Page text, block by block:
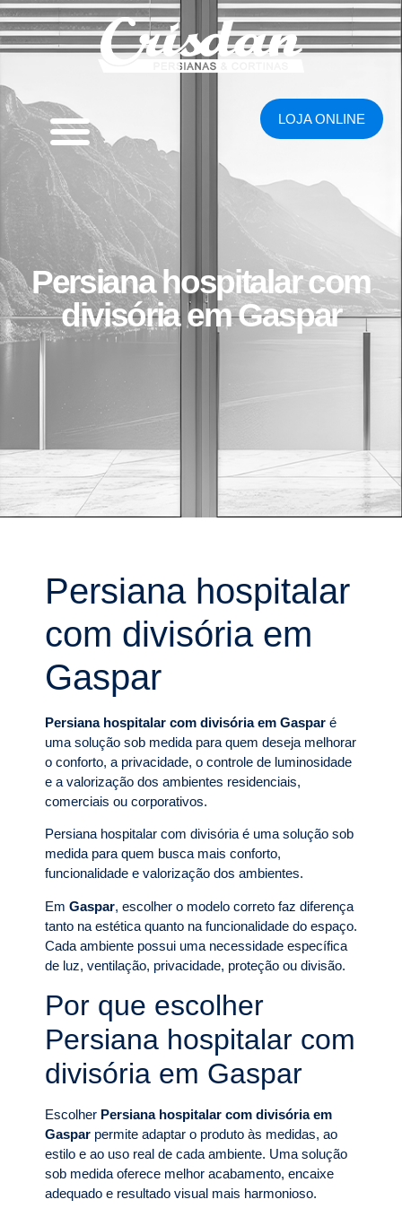
LOJA ONLINE
Persiana hospitalar com
divisória em Gaspar
Persiana hospitalar
com divisória em
Gaspar
Persiana hospitalar com divisória em Gaspar é
uma solução sob medida para quem deseja melhorar
o conforto, a privacidade, o controle de luminosidade
e a valorização dos ambientes residenciais,
comerciais ou corporativos.
Persiana hospitalar com divisória é uma solução sob
medida para quem busca mais conforto,
funcionalidade e valorização dos ambientes.
Em Gaspar, escolher o modelo correto faz diferença
tanto na estética quanto na funcionalidade do espaço.
Cada ambiente possui uma necessidade específica
de luz, ventilação, privacidade, proteção ou divisão.
Por que escolher
Persiana hospitalar com
divisória em Gaspar
Escolher Persiana hospitalar com divisória em
Gaspar permite adaptar o produto às medidas, ao
estilo e ao uso real de cada ambiente. Uma solução
sob medida oferece melhor acabamento, encaixe
adequado e resultado visual mais harmonioso.